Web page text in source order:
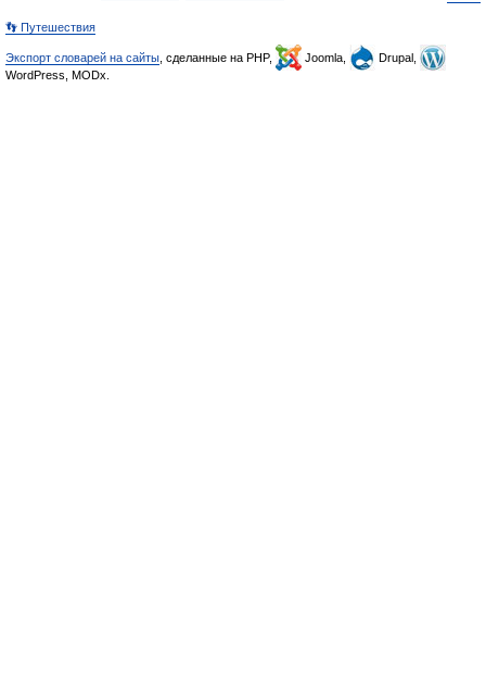
👣 Путешествия
Экспорт словарей на сайты , сделанные на PHP, Joomla,
Drupal,
WordPress, MODx.